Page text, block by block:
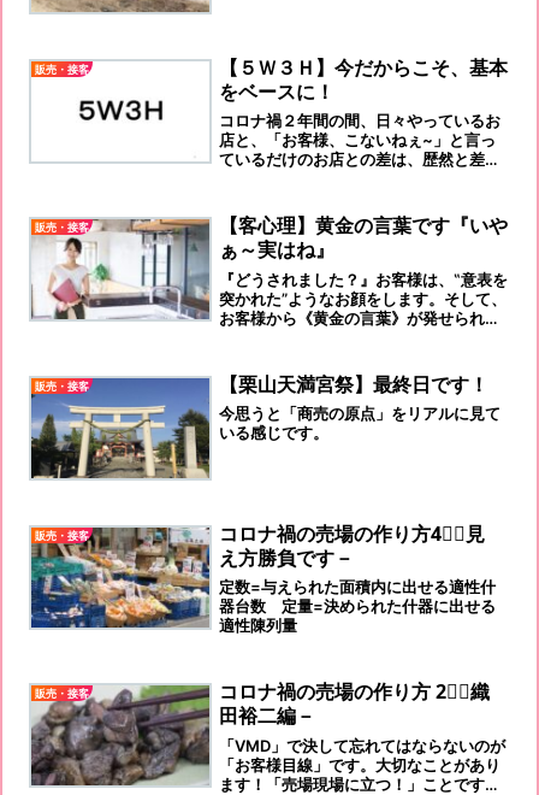
販売・接客
【５Ｗ３Ｈ】今だからこそ、基本
をベースに！
コロナ禍２年間の間、日々やっているお
店と、「お客様、こないねぇ~」と言っ
ているだけのお店との差は、歴然と差が
販売・接客
【客心理】黄金の言葉です『いや
ぁ～実はね』
『どうされました？』お客様は、‟意表を
突かれた”ようなお顔をします。そして、
お客様から《黄金の言葉》が発せられま
販売・接客 【栗山天満宮祭】最終日です！
今思うと「商売の原点」をリアルに見て
いる感じです。
販売・接客
コロナ禍の売場の作り方4⃣－見
え方勝負です－
定数=与えられた面積内に出せる適性什
器台数 定量=決められた什器に出せる
適性陳列量
販売・接客
コロナ禍の売場の作り方 2⃣－織
田裕二編－
「VMD」で決して忘れてはならないのが
「お客様目線」です。大切なことがあり
ます！「売場現場に立つ！」ことです！